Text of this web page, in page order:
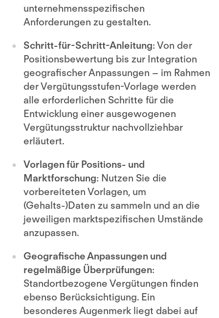
unternehmensspezifischen
Anforderungen zu gestalten.
Schritt-für-Schritt-Anleitung: Von der
Positionsbewertung bis zur Integration
geografischer Anpassungen – im Rahmen
der Vergütungsstufen-Vorlage werden
alle erforderlichen Schritte für die
Entwicklung einer ausgewogenen
Vergütungsstruktur nachvollziehbar
erläutert.
Vorlagen für Positions- und
Marktforschung: Nutzen Sie die
vorbereiteten Vorlagen, um
(Gehalts-)Daten zu sammeln und an die
jeweiligen marktspezifischen Umstände
anzupassen.
Geografische Anpassungen und
regelmäßige Überprüfungen:
Standortbezogene Vergütungen finden
ebenso Berücksichtigung. Ein
besonderes Augenmerk liegt dabei auf